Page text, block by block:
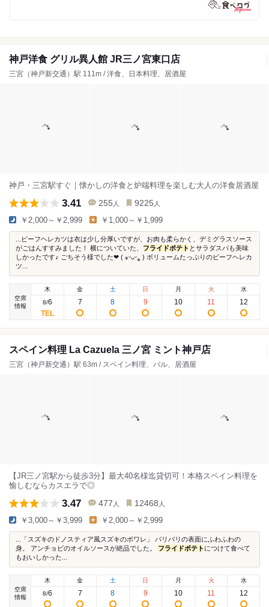
神戸洋食 グリル異人館 JR三ノ宮東口店
三宮（神戸新交通）駅 111m / 洋食、日本料理、居酒屋
神戸・三宮駅すぐ｜懐かしの洋食と炉端料理を楽しむ大人の洋食居酒屋
3.41 255 人 9225 人
￥2,000～￥2,999 ￥1,000～￥1,999
...ビーフヘレカツは衣は少し分厚いですが、お肉も柔らかく、デミグラスソース
がごはんすすみました！ 横についていた、 フライドポテト とサラダスパも美味
しかったです♪ ごちそう様でした❤︎ ( ⁎ᵕᴗᵕ⁎ ) ボリュームたっぷりのビーフヘレカ
ツ...
空席
情報
木
8/6
金
7
土
8
日
9
月
10
火
11
水
12
スペイン料理 La Cazuela 三ノ宮 ミント神戸店
三宮（神戸新交通）駅 63m / スペイン料理、バル、居酒屋
【JR三ノ宮駅から徒歩3分】最大40名様迄貸切可！本格スペイン料理を
愉しむならカスエラで◎
3.47 477 人 12468 人
￥3,000～￥3,999 ￥2,000～￥2,999
...「スズキのドノスティア風スズキのポワレ」 パリパリの表面にふわふわの
身。 アンチョビのオイルソースが絶品でした。 フライドポテト につけて食べて
もおいしかった...
空席
情報
木
8/6
金
7
土
8
日
9
月
10
火
11
水
12